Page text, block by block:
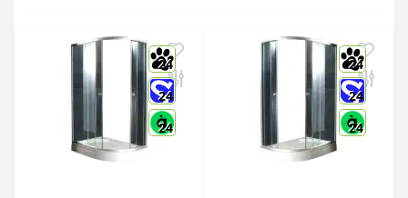
24
24
24
24
24
24